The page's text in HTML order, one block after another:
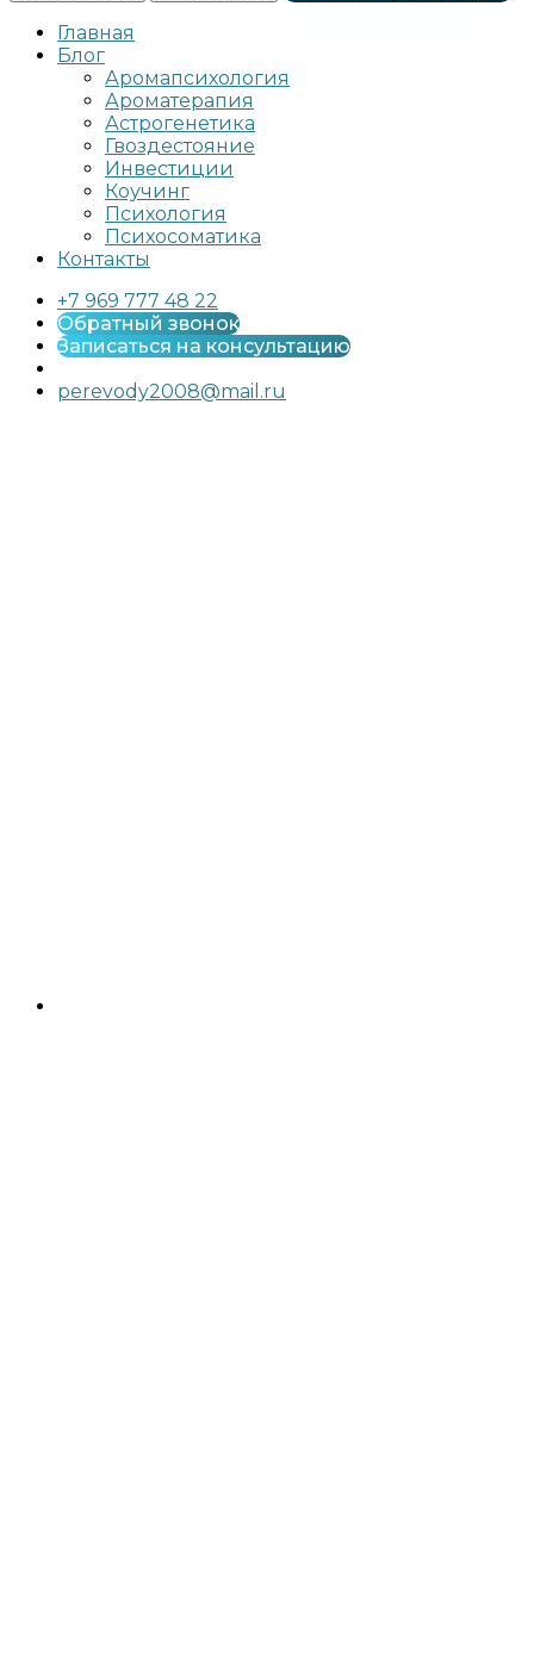
Главная
Блог
Аромапсихология
Ароматерапия
Астрогенетика
Гвоздестояние
Инвестиции
Коучинг
Психология
Психосоматика
Контакты
+7 969 777 48 22
Обратный звонок
Записаться на консультацию
perevody2008@mail.ru